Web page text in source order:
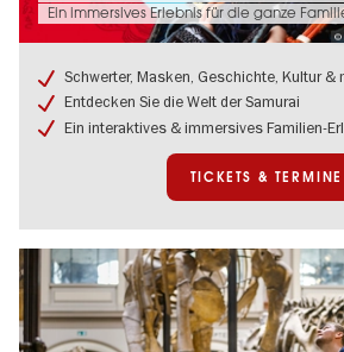
©
Termine:
SAMURAI
Berlin:
Flex-
Ticket
Ein immersives Erlebnis für die ganze
Schwerter, Masken, Geschichte, Kultur &
Entdecken Sie die Welt der Samurai
Ein interaktives & immersives Familien-
TICKETS & TERMINE